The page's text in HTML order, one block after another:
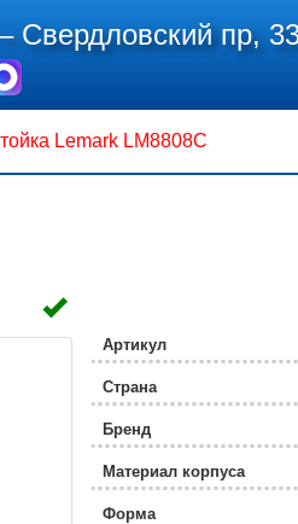
Свердловский пр,
Lemark LM8808C
Артикул
Страна
Бренд
Материал корпуса
Форма